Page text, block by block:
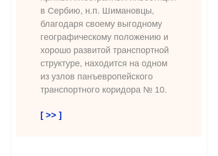
в Сербию, н.п. Шимановцы,
благодаря своему выгодному
географическому положению и
хорошо развитой транспортной
структуре, находится на одном
из узлов панъевропейского
транспортного коридора № 10.
[ >> ]